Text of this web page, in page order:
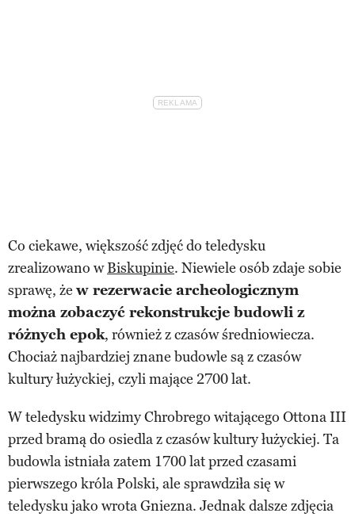
Co ciekawe, większość zdjęć do teledysku
zrealizowano wBiskupinie. Niewiele osób zdaje sobie
sprawę, że w rezerwacie archeologicznym
można zobaczyć rekonstrukcje budowli z
różnych epok, również z czasów średniowiecza.
Chociaż najbardziej znane budowle są z czasów
kultury łużyckiej, czyli mające 2700 lat.
W teledysku widzimy Chrobrego witającego Ottona III
przed bramą do osiedla z czasów kultury łużyckiej. Ta
budowla istniała zatem 1700 lat przed czasami
pierwszego króla Polski, ale sprawdziła się w
teledysku jako wrota Gniezna. Jednak dalsze zdjęcia